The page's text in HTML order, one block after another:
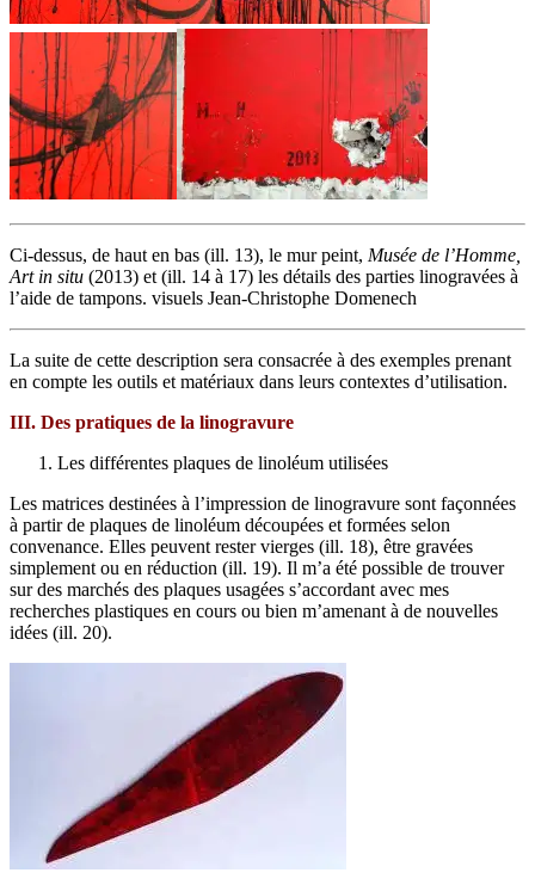
Ci-dessus, de haut en bas (ill. 13), le mur peint, Musée de l’Homme,
Art in situ (2013) et (ill. 14 à 17) les détails des parties linogravées à
l’aide de tampons. visuels Jean-Christophe Domenech
La suite de cette description sera consacrée à des exemples prenant
en compte les outils et matériaux dans leurs contextes d’utilisation.
III. Des pratiques de la linogravure
Les différentes plaques de linoléum utilisées
Les matrices destinées à l’impression de linogravure sont façonnées
à partir de plaques de linoléum découpées et formées selon
convenance. Elles peuvent rester vierges (ill. 18), être gravées
simplement ou en réduction (ill. 19). Il m’a été possible de trouver
sur des marchés des plaques usagées s’accordant avec mes
recherches plastiques en cours ou bien m’amenant à de nouvelles
idées (ill. 20).